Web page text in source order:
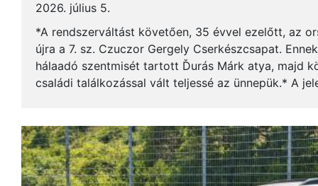
2026. július 5.
*A rendszerváltást követően, 35 évvel ezelőtt, az
újra a 7. sz. Czuczor Gergely Cserkészcsapat.
hálaadó szentmisét tartott Ďurás Márk atya, majd
családi találkozással vált teljessé az ünnepük.* A